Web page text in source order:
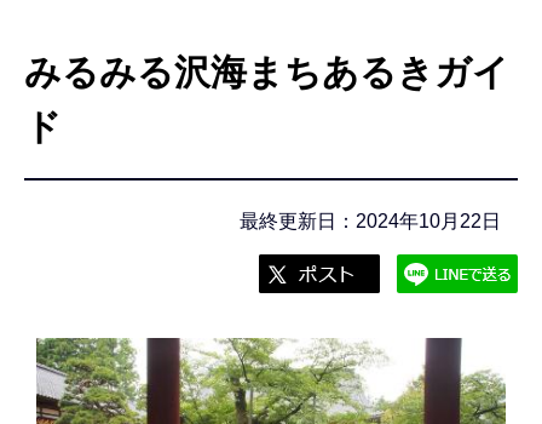
みるみる沢海まちあるきガイ
ド
最終更新日：2024年10月22日